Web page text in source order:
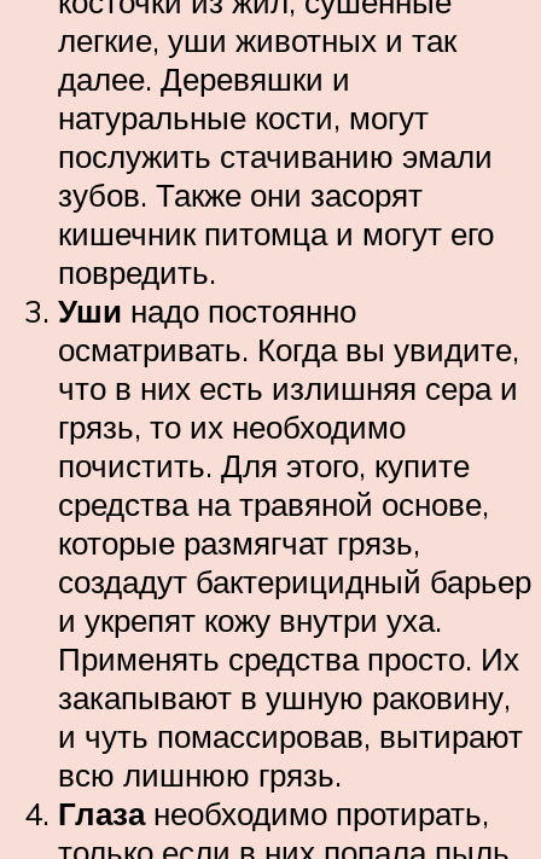
легкие, уши животных и так
далее. Деревяшки и
натуральные кости, могут
послужить стачиванию эмали
зубов. Также они засорят
кишечник питомца и могут его
повредить.
Уши надо постоянно
осматривать. Когда вы увидите,
что в них есть излишняя сера и
грязь, то их необходимо
почистить. Для этого, купите
средства на травяной основе,
которые размягчат грязь,
создадут бактерицидный барьер
и укрепят кожу внутри уха.
Применять средства просто. Их
закапывают в ушную раковину,
и чуть помассировав, вытирают
всю лишнюю грязь.
Глазанеобходимо протирать,